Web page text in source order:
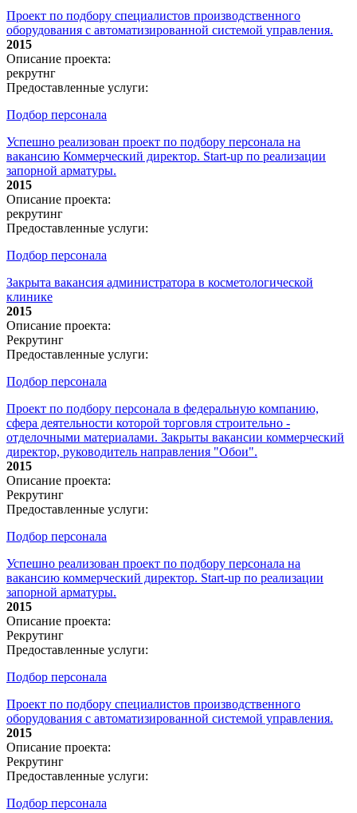
Проект по подбору специалистов производственного
оборудования с автоматизированной системой управления.
2015
Описание проекта:
рекрутнг
Предоставленные услуги:
Подбор персонала
Успешно реализован проект по подбору персонала на
вакансию Коммерческий директор. Start-up по реализации
запорной арматуры.
2015
Описание проекта:
рекрутинг
Предоставленные услуги:
Подбор персонала
Закрыта вакансия администратора в косметологической
клинике
2015
Описание проекта:
Рекрутинг
Предоставленные услуги:
Подбор персонала
Проект по подбору персонала в федеральную компанию,
сфера деятельности которой торговля строительно -
отделочными материалами. Закрыты вакансии коммерческий
директор, руководитель направления "Обои".
2015
Описание проекта:
Рекрутинг
Предоставленные услуги:
Подбор персонала
Успешно реализован проект по подбору персонала на
вакансию коммерческий директор. Start-up по реализации
запорной арматуры.
2015
Описание проекта:
Рекрутинг
Предоставленные услуги:
Подбор персонала
Проект по подбору специалистов производственного
оборудования с автоматизированной системой управления.
2015
Описание проекта:
Рекрутинг
Предоставленные услуги:
Подбор персонала